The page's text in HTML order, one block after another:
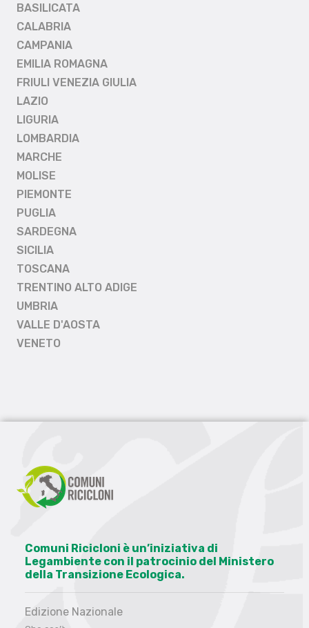
BASILICATA
CALABRIA
CAMPANIA
EMILIA ROMAGNA
FRIULI VENEZIA GIULIA
LAZIO
LIGURIA
LOMBARDIA
MARCHE
MOLISE
PIEMONTE
PUGLIA
SARDEGNA
SICILIA
TOSCANA
TRENTINO ALTO ADIGE
UMBRIA
VALLE D'AOSTA
VENETO
Comuni Ricicloni è un’iniziativa di
Legambiente con il patrocinio del Ministero
della Transizione Ecologica.
Edizione Nazionale